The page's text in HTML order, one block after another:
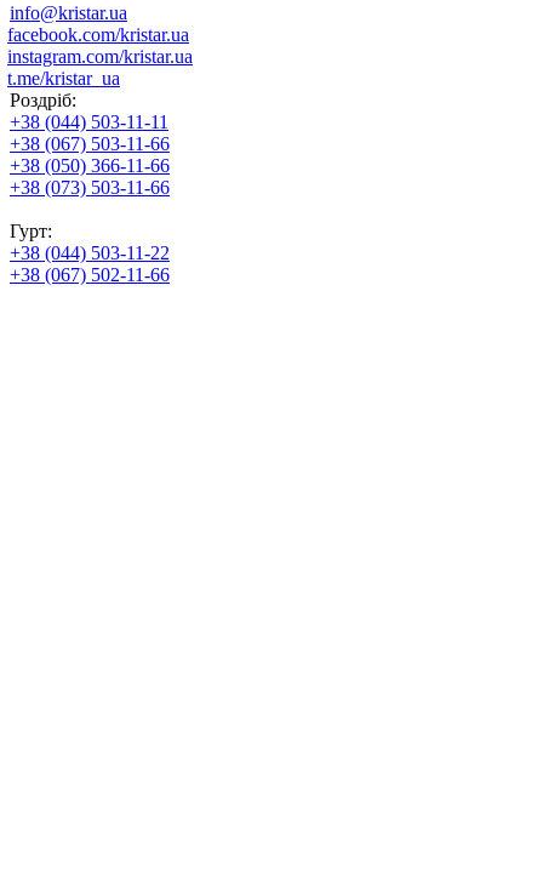
info@kristar.ua
facebook.com/kristar.ua
instagram.com/kristar.ua
t.me/kristar_ua
Роздріб:
+38 (044) 503-11-11
+38 (067) 503-11-66
+38 (050) 366-11-66
+38 (073) 503-11-66
Гурт:
+38 (044) 503-11-22
+38 (067) 502-11-66